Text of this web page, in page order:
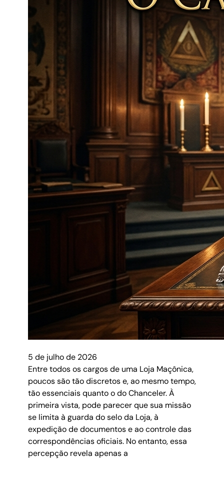
5 de julho de 2026
Entre todos os cargos de uma Loja Maçônica,
poucos são tão discretos e, ao mesmo tempo,
tão essenciais quanto o do Chanceler. À
primeira vista, pode parecer que sua missão
se limita à guarda do selo da Loja, à
expedição de documentos e ao controle das
correspondências oficiais. No entanto, essa
percepção revela apenas a